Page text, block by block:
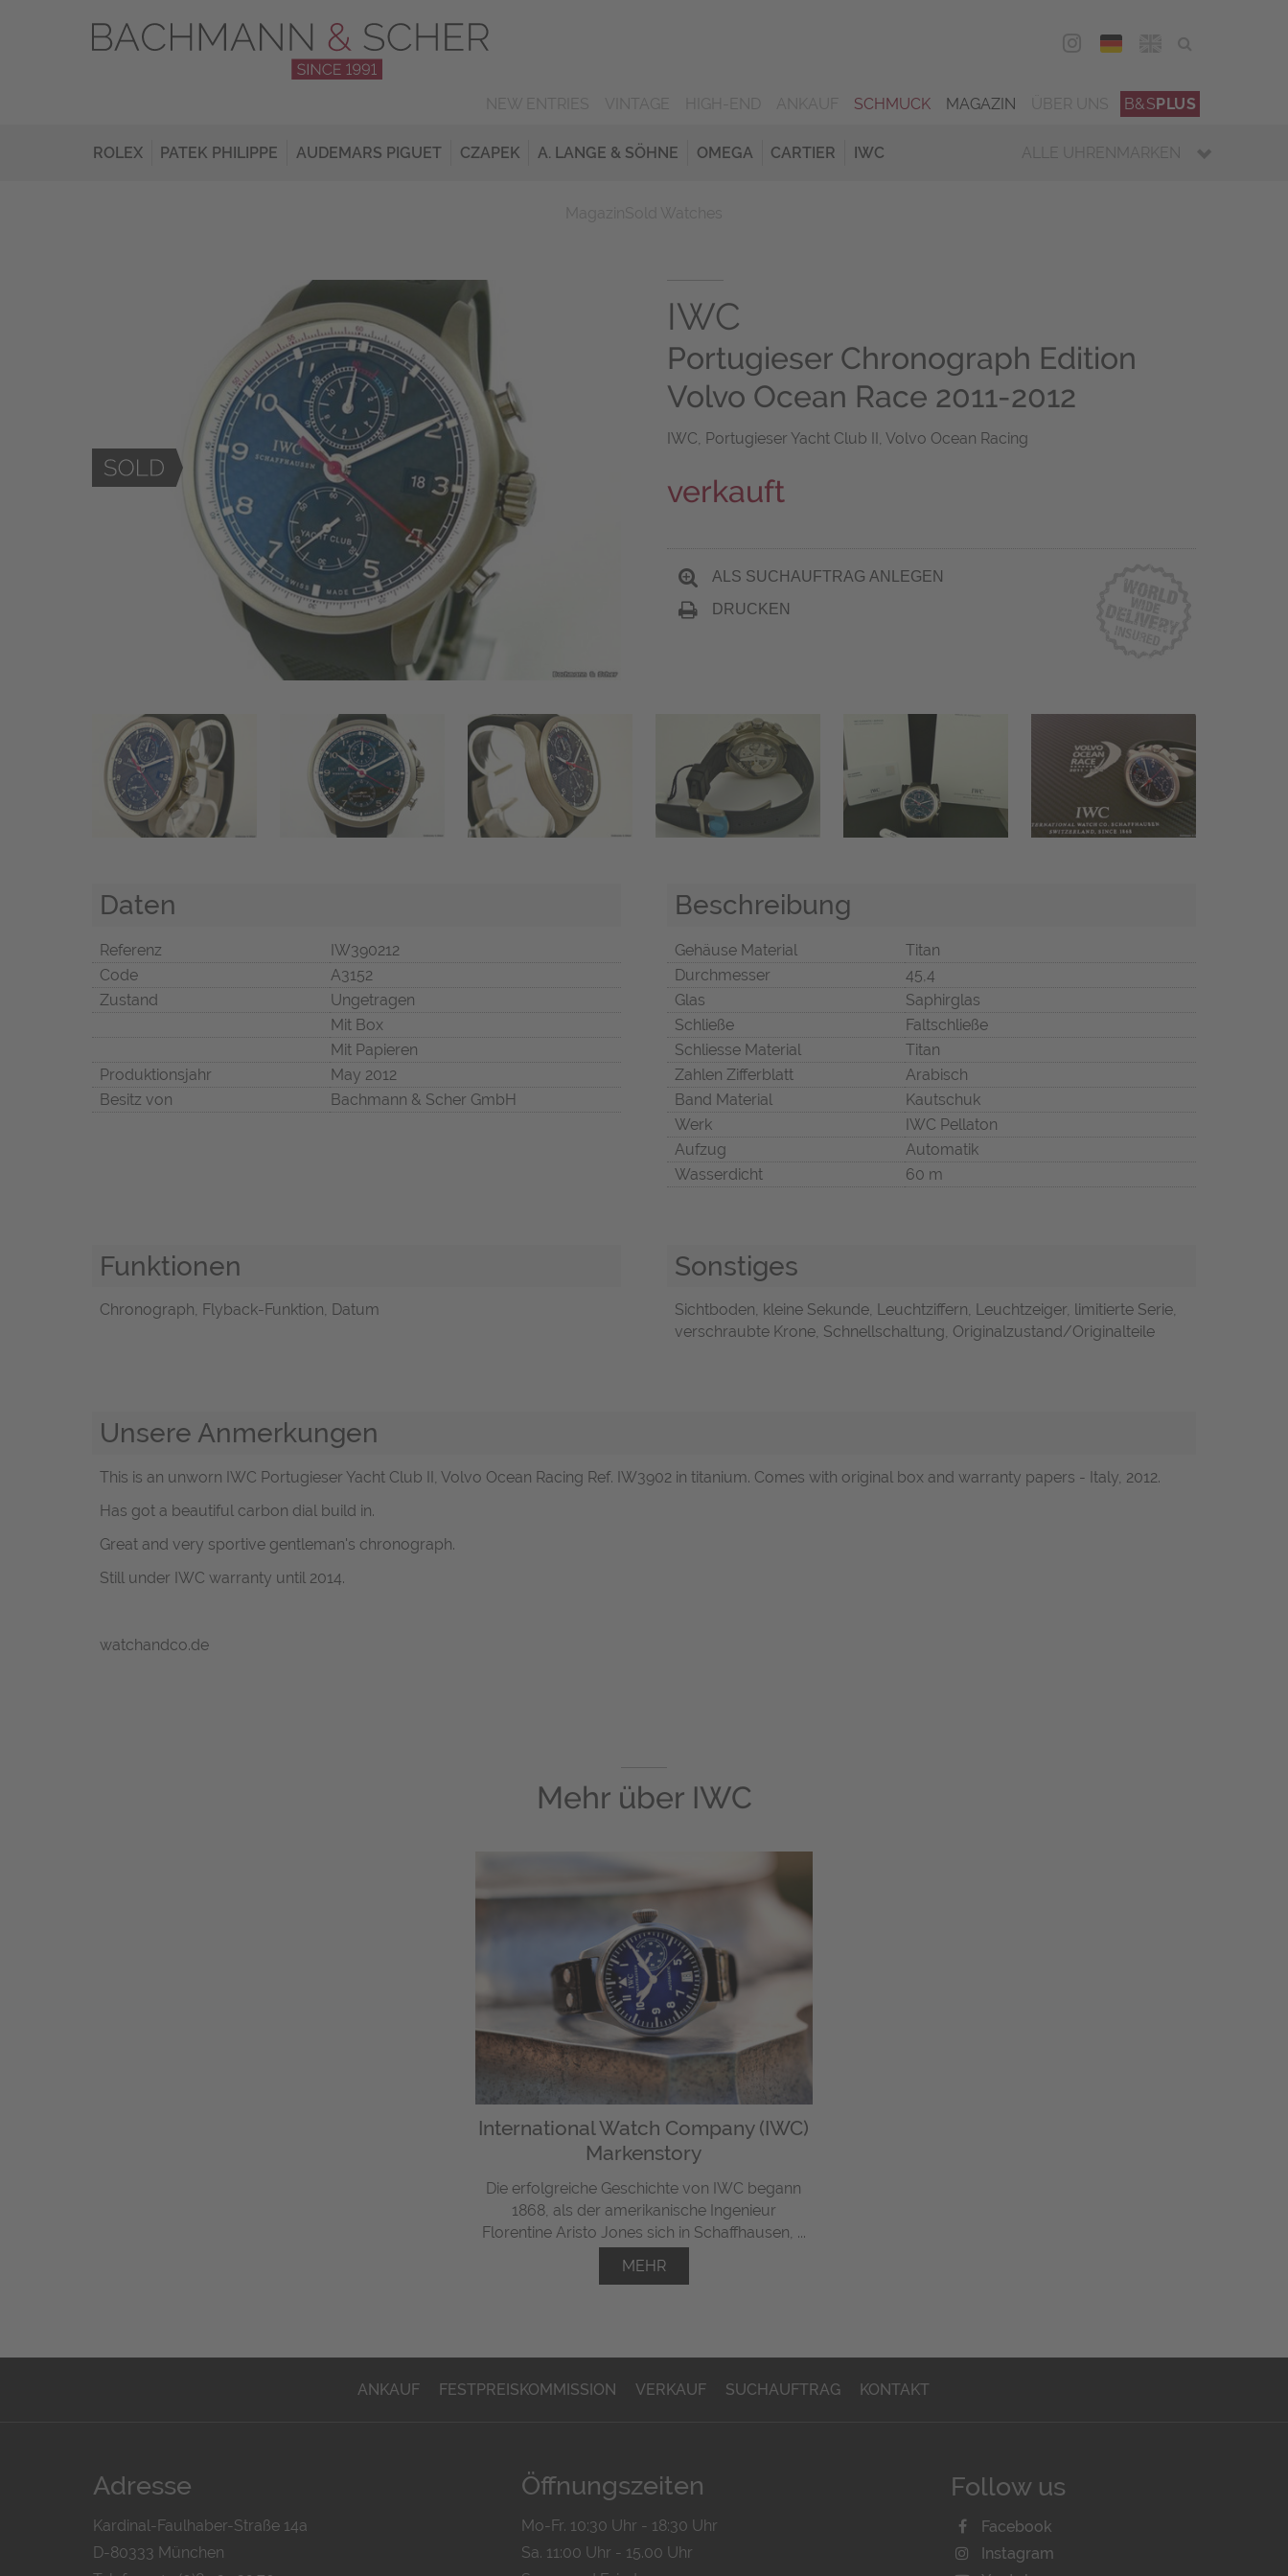
DEU
SCHMUCK MAGAZIN B&SPLUS
ROLEX PATEK PHILIPPE AUDEMARS PIGUET CZAPEK A. LANGE & SÖHNE OMEGA CARTIER IWC ALLE UHRENMARKEN
IWC
Portugieser Chronograph Edition
Volvo Ocean Race 2011-2012
IWC, Portugieser Yacht Club II, Volvo Ocean Racing
verkauft
ALS SUCHAUFTRAG ANLEGEN
DRUCKEN
Daten
Referenz
IW390212
Code
A3152
Zustand
Ungetragen
Mit Box
Mit Papieren
Produktionsjahr
May 2012
Besitz von
Bachmann & Scher GmbH
Beschreibung
Gehäuse Material
Titan
Durchmesser
45,4
Glas
Saphirglas
Schließe
Faltschließe
Schliesse Material
Titan
Zahlen Zifferblatt
Arabisch
Band Material
Kautschuk
Werk
IWC Pellaton
Aufzug
Automatik
Wasserdicht
60 m
Funktionen
Chronograph, Flyback-Funktion, Datum
Sonstiges
Sichtboden, kleine Sekunde, Leuchtziffern, Leuchtzeiger, limitierte Serie,
verschraubte Krone, Schnellschaltung, Originalzustand/Originalteile
Unsere Anmerkungen
This is an unworn IWC Portugieser Yacht Club II, Volvo Ocean Racing Ref. IW3902 in titanium. Comes with original box and warranty papers - Italy, 2012.
Has got a beautiful carbon dial build in.
Great and very sportive gentleman's chronograph.
Still under IWC warranty until 2014.
watchandco.de
Mehr über IWC
International Watch Company (IWC)
Markenstory
Die erfolgreiche Geschichte von IWC begann
1868, als der amerikanische Ingenieur
Florentine Aristo Jones sich in Schaffhausen, ...
MEHR
ANKAUF FESTPREISKOMMISSION VERKAUF SUCHAUFTRAG KONTAKT
Adresse
Kardinal-Faulhaber-Straße 14a
D-80333 München
Öffnungszeiten
Mo-Fr. 10:30 Uhr - 18:30 Uhr
Sa. 11:00 Uhr - 15.00 Uhr
Follow us
Facebook
Instagram